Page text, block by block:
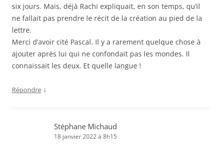
six jours. Mais, déjà Rachi expliquait, en son temps, qu’il
ne fallait pas prendre le récit de la création au pied de la
lettre.
Merci d’avoir cité Pascal. Il y a rarement quelque chose à
ajouter après lui qui ne confondait pas les mondes. Il
connaissait les deux. Et quelle langue !
Répondre ↓
Stéphane Michaud
18 janvier 2022 à 8h15